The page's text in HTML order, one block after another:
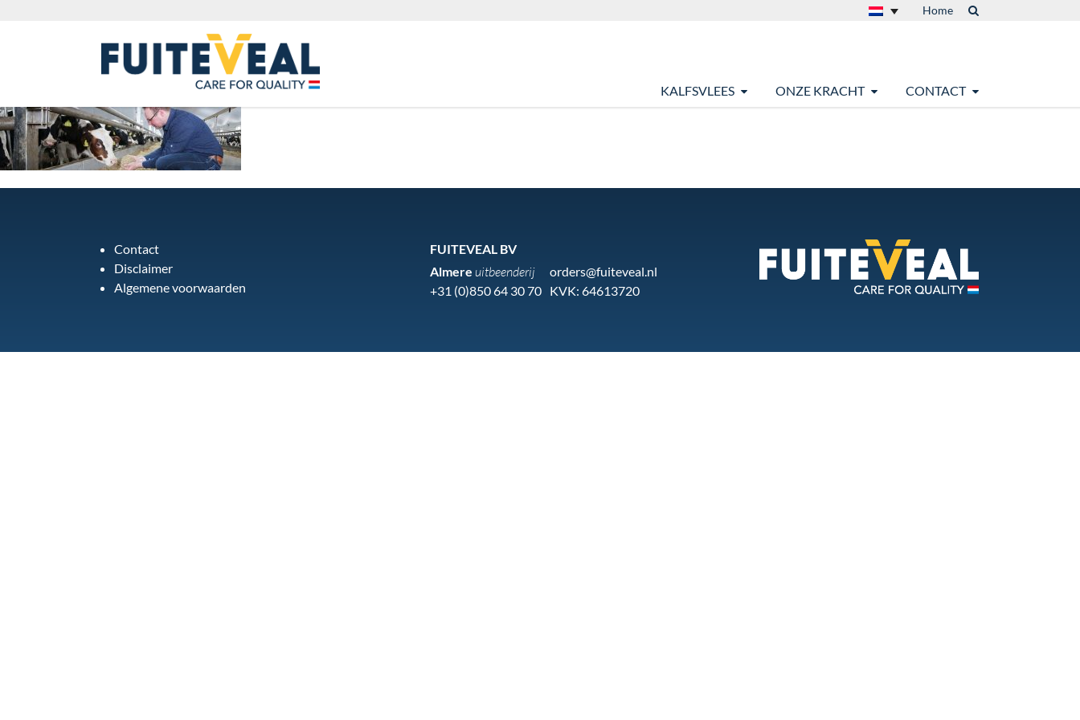
Home
KALFSVLEES ONZE KRACHT CONTACT
Contact
Disclaimer
Algemene voorwaarden
FUITEVEAL BV
Almere uitbeenderij
+31 (0)850 64 30 70
orders@fuiteveal.nl
KVK: 64613720